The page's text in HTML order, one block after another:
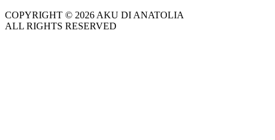
COPYRIGHT © 2026 AKU DI ANATOLIA
ALL RIGHTS RESERVED